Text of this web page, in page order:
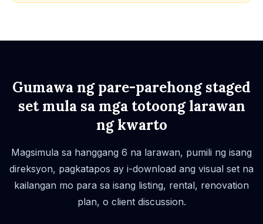
Gumawa ng pare-parehong staged
set mula sa mga totoong larawan
ng kwarto
Magsimula sa hanggang 6 na larawan, pumili ng isang
direksyon, pagkatapos ay i-download ang visual set na
kailangan mo para sa isang listing, rental, renovation
plan, o client discussion.